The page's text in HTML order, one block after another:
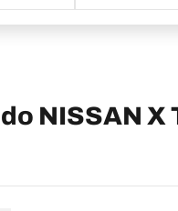
NISSAN X